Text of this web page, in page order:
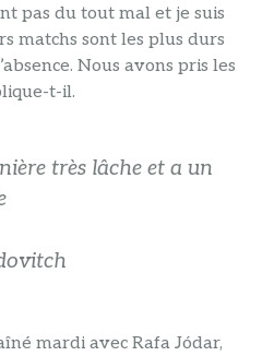
pas du tout mal et je suis
matchs sont les plus durs
Nous avons pris les
t-il.
très lâche et a un
mardi avec Rafa Jódar,